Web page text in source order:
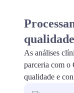
qualidade
As análises
parceria com o
qualidade e